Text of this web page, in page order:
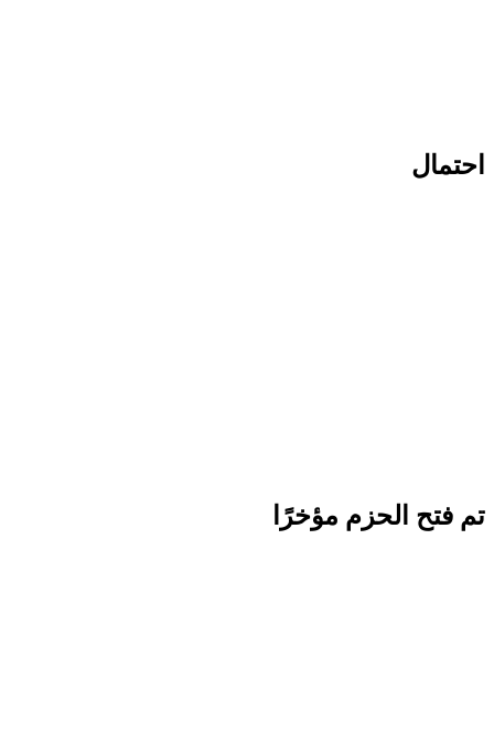
احتمال
تم فتح الحزم مؤخرًا